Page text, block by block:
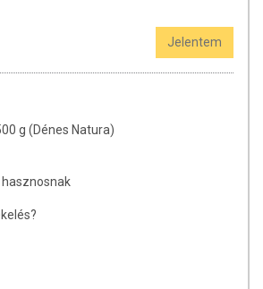
Jelentem
g (Dénes Natura)